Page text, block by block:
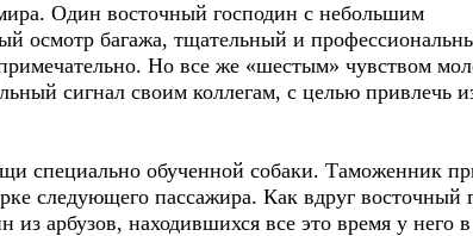
Один восточный господин с небольшим
осмотр багажа, тщательный и
Но все же «шестым» чувством
сигнал своим коллегам, с целью привлечь
специально обученной собаки. Таможенник
следующего пассажира. Как вдруг восточный
арбузов, находившихся все это время у него